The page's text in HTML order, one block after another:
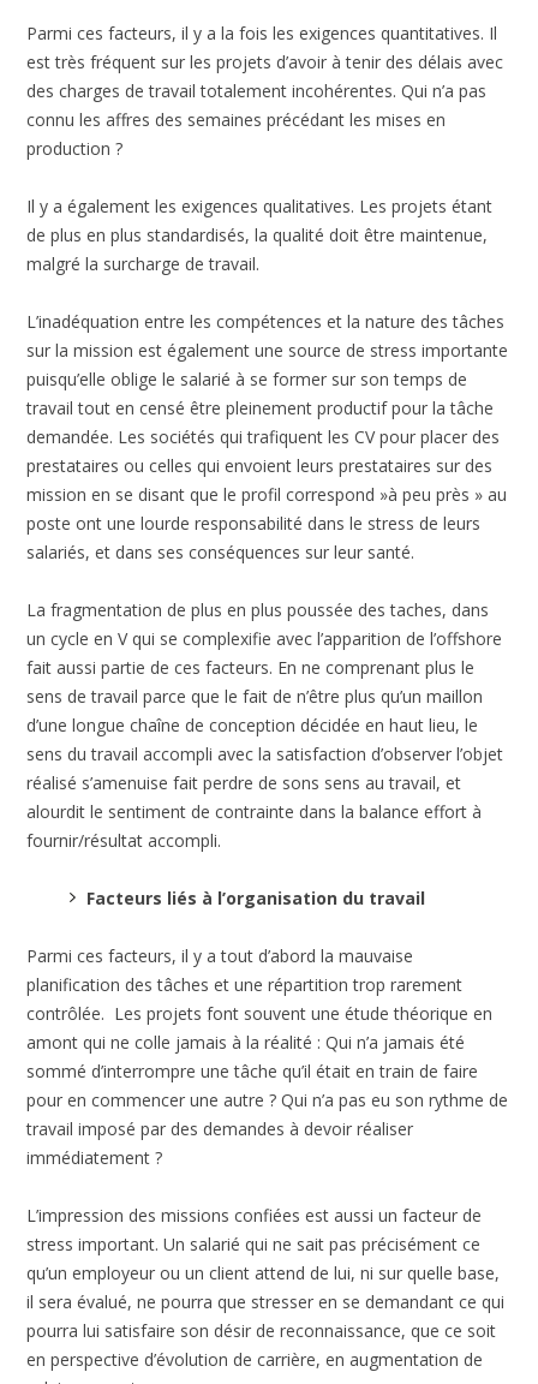
Parmi ces facteurs, il y a la fois les exigences quantitatives. Il
est très fréquent sur les projets d’avoir à tenir des délais avec
des charges de travail totalement incohérentes. Qui n’a pas
connu les affres des semaines précédant les mises en
production ?
Il y a également les exigences qualitatives. Les projets étant
de plus en plus standardisés, la qualité doit être maintenue,
malgré la surcharge de travail.
L’inadéquation entre les compétences et la nature des tâches
sur la mission est également une source de stress importante
puisqu’elle oblige le salarié à se former sur son temps de
travail tout en censé être pleinement productif pour la tâche
demandée. Les sociétés qui trafiquent les CV pour placer des
prestataires ou celles qui envoient leurs prestataires sur des
mission en se disant que le profil correspond »à peu près » au
poste ont une lourde responsabilité dans le stress de leurs
salariés, et dans ses conséquences sur leur santé.
La fragmentation de plus en plus poussée des taches, dans
un cycle en V qui se complexifie avec l’apparition de l’offshore
fait aussi partie de ces facteurs. En ne comprenant plus le
sens de travail parce que le fait de n’être plus qu’un maillon
d’une longue chaîne de conception décidée en haut lieu, le
sens du travail accompli avec la satisfaction d’observer l’objet
réalisé s’amenuise fait perdre de sons sens au travail, et
alourdit le sentiment de contrainte dans la balance effort à
fournir/résultat accompli.
Facteurs liés à l’organisation du travail
Parmi ces facteurs, il y a tout d’abord la mauvaise
planification des tâches et une répartition trop rarement
contrôlée. Les projets font souvent une étude théorique en
amont qui ne colle jamais à la réalité : Qui n’a jamais été
sommé d’interrompre une tâche qu’il était en train de faire
pour en commencer une autre ? Qui n’a pas eu son rythme de
travail imposé par des demandes à devoir réaliser
immédiatement ?
L’impression des missions confiées est aussi un facteur de
stress important. Un salarié qui ne sait pas précisément ce
qu’un employeur ou un client attend de lui, ni sur quelle base,
il sera évalué, ne pourra que stresser en se demandant ce qui
pourra lui satisfaire son désir de reconnaissance, que ce soit
en perspective d’évolution de carrière, en augmentation de